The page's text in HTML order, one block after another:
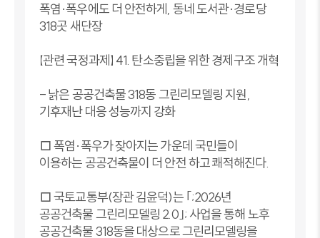
폭염·폭우에도 더 안전하게, 동네 도서관·경로당
318곳 새단장
【관련 국정과제】 41. 탄소중립을 위한 경제구조 개혁
- 낡은 공공건축물 318동 그린리모델링 지원,
기후재난 대응 성능까지 강화
□ 폭염·폭우가 잦아지는 가운데 국민들이
이용하는 공공건축물이 더 안전 하고 쾌적해진다.
□ 국토교통부(장관 김윤덕)는 ｢;2026년
공공건축물 그린리모델링 2.0｣; 사업을 통해 노후
공공건축물 318동을 대상으로 그린리모델링을